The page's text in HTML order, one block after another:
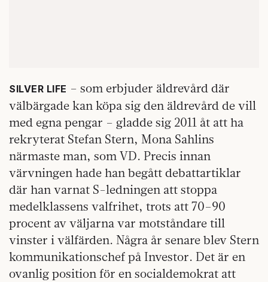
SILVER LIFE – som erbjuder äldrevård där
välbärgade kan köpa sig den äldrevård de vill
med egna pengar – gladde sig 2011 åt att ha
rekryterat Stefan Stern, Mona Sahlins
närmaste man, som VD. Precis innan
värvningen hade han begått debattartiklar
där han varnat S-ledningen att stoppa
medelklassens valfrihet, trots att 70–90
procent av väljarna var motståndare till
vinster i välfärden. Några år senare blev Stern
kommunikationschef på Investor. Det är en
ovanlig position för en socialdemokrat att